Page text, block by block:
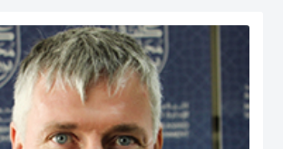
الجامعات، ومنها جامعة دكا (بنغلاديش)، وجامعة ليكهيد
(فيجي)، وجامعة بروناي دار السلام (بروناي). وخلال عمله في جامعة
عمل في كلية الأعمال، والاقتصاد والدراسات السياسية ومعهد
برنامج لدراسات الخريجين. ومنذ بداية مسيرته المهنية الأكاديمية،
بنشاط كبير في إجراء البحوث حيث نشرت العديد من بحوثه في
عدد من الكتب التي قام بتحريرها. كما قدم أوراقاً، وأدار جلسات